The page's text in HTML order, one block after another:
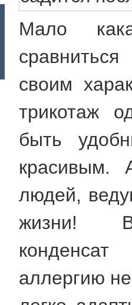
Мало
своим
трикотаж
быть
красивым.
людей,
жизни!
аллергию